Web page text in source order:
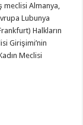
Almanya,
Lubunya
Halkların
Girişimi’nin
Meclisi